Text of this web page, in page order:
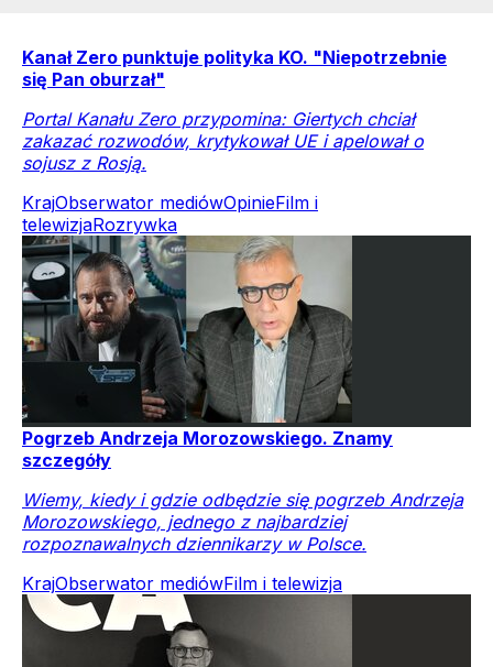
Kanał Zero punktuje polityka KO. "Niepotrzebnie
się Pan oburzał"
Portal Kanału Zero przypomina: Giertych chciał
zakazać rozwodów, krytykował UE i apelował o
sojusz z Rosją.
KrajObserwator mediówOpinieFilm i
telewizjaRozrywka
Pogrzeb Andrzeja Morozowskiego. Znamy
szczegóły
Wiemy, kiedy i gdzie odbędzie się pogrzeb Andrzeja
Morozowskiego, jednego z najbardziej
rozpoznawalnych dziennikarzy w Polsce.
KrajObserwator mediówFilm i telewizja